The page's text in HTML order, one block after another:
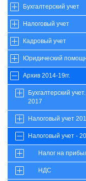
Бухгалтерский учет
Налоговый учет
Кадровый учет
Юридический
Архив 2014-19гг.
Бухгалтерский
2017
Налоговый учет
Налоговый учет -
Налог на
НДС